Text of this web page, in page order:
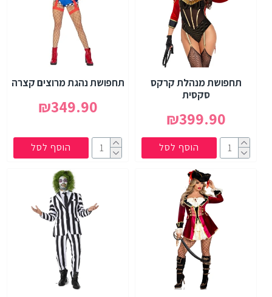
תחפושת מנהלת קרקס
סקסית
₪399.90
הוסף לסל
תחפושת נהגת מרוצים קצרה
₪349.90
הוסף לסל